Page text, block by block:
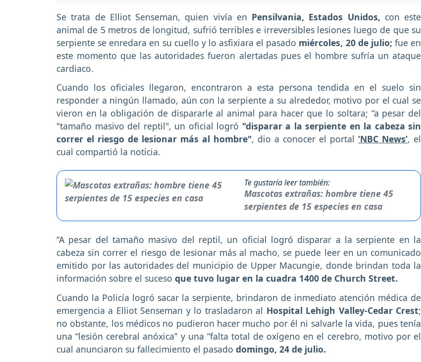
Se trata de Elliot Senseman, quien vivía en Pensilvania, Estados Unidos, con este
animal de 5 metros de longitud, sufrió terribles e irreversibles lesiones luego de que su
serpiente se enredara en su cuello y lo asfixiara el pasado miércoles, 20 de julio; fue en
este momento que las autoridades fueron alertadas pues el hombre sufría un ataque
cardiaco.
Cuando los oficiales llegaron, encontraron a esta persona tendida en el suelo sin
responder a ningún llamado, aún con la serpiente a su alrededor, motivo por el cual se
vieron en la obligación de dispararle al animal para hacer que lo soltara; “a pesar del
"tamaño masivo del reptil", un oficial logró "disparar a la serpiente en la cabeza sin
correr el riesgo de lesionar más al hombre", dio a conocer el portal ‘NBC News’, el
cual compartió la noticia.
Te gustaría leer también:
Mascotas extrañas: hombre tiene 45
serpientes de 15 especies en casa
“A pesar del tamaño masivo del reptil, un oficial logró disparar a la serpiente en la
cabeza sin correr el riesgo de lesionar más al macho, se puede leer en un comunicado
emitido por las autoridades del municipio de Upper Macungie, donde brindan toda la
información sobre el suceso que tuvo lugar en la cuadra 1400 de Church Street.
Cuando la Policía logró sacar la serpiente, brindaron de inmediato atención médica de
emergencia a Elliot Senseman y lo trasladaron al Hospital Lehigh Valley-Cedar Crest;
no obstante, los médicos no pudieron hacer mucho por él ni salvarle la vida, pues tenía
una “lesión cerebral anóxica” y una “falta total de oxígeno en el cerebro, motivo por el
cual anunciaron su fallecimiento el pasado domingo, 24 de julio.